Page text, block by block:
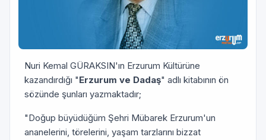
Nuri Kemal GÜRAKSIN'ın Erzurum Kültürüne
kazandırdığı "Erzurum ve Dadaş" adlı kitabının ön
sözünde şunları yazmaktadır;
"Doğup büyüdüğüm Şehri Mübarek Erzurum'un
ananelerini, törelerini, yaşam tarzlarını bizzat